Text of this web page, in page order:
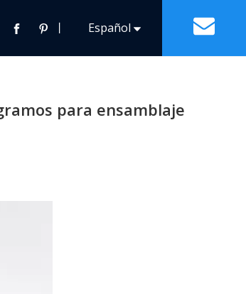
y Plomo
sin Plomo
丨 Español
English
para ensamblaje